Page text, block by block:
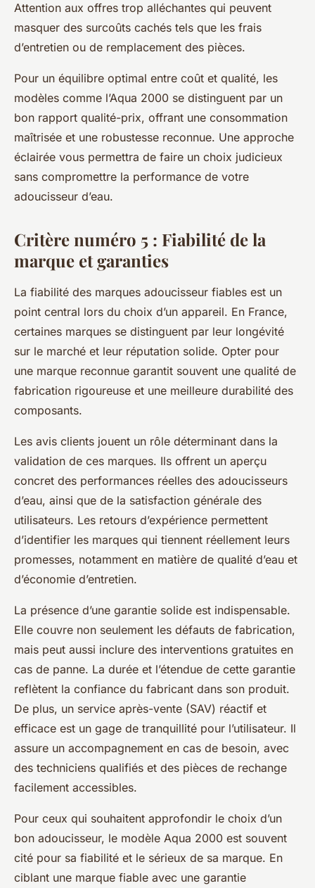
Attention aux offres trop alléchantes qui peuvent
masquer des surcoûts cachés tels que les frais
d’entretien ou de remplacement des pièces.
Pour un équilibre optimal entre coût et qualité, les
modèles comme l’Aqua 2000 se distinguent par un
bon rapport qualité-prix, offrant une consommation
maîtrisée et une robustesse reconnue. Une approche
éclairée vous permettra de faire un choix judicieux
sans compromettre la performance de votre
adoucisseur d’eau.
Critère numéro 5 : Fiabilité de la
marque et garanties
La fiabilité des marques adoucisseur fiables est un
point central lors du choix d’un appareil. En France,
certaines marques se distinguent par leur longévité
sur le marché et leur réputation solide. Opter pour
une marque reconnue garantit souvent une qualité de
fabrication rigoureuse et une meilleure durabilité des
composants.
Les avis clients jouent un rôle déterminant dans la
validation de ces marques. Ils offrent un aperçu
concret des performances réelles des adoucisseurs
d’eau, ainsi que de la satisfaction générale des
utilisateurs. Les retours d’expérience permettent
d’identifier les marques qui tiennent réellement leurs
promesses, notamment en matière de qualité d’eau et
d’économie d’entretien.
La présence d’une garantie solide est indispensable.
Elle couvre non seulement les défauts de fabrication,
mais peut aussi inclure des interventions gratuites en
cas de panne. La durée et l’étendue de cette garantie
reflètent la confiance du fabricant dans son produit.
De plus, un service après-vente (SAV) réactif et
efficace est un gage de tranquillité pour l’utilisateur. Il
assure un accompagnement en cas de besoin, avec
des techniciens qualifiés et des pièces de rechange
facilement accessibles.
Pour ceux qui souhaitent approfondir le choix d’un
bon adoucisseur, le modèle Aqua 2000 est souvent
cité pour sa fiabilité et le sérieux de sa marque. En
ciblant une marque fiable avec une garantie